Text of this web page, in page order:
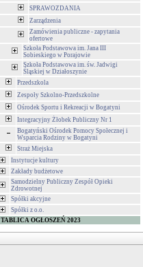
SPRAWOZDANIA
Zarządzenia
Zamówienia publiczne - zapytania
ofertowe
Szkoła Podstawowa im. Jana III
Sobieskiego w Porajowie
Szkoła Podstawowa im. św. Jadwigi
Śląskiej w Działoszynie
Przedszkola
Zespoły Szkolno-Przedszkolne
Ośrodek Sportu i Rekreacji w Bogatyni
Integracyjny Żłobek Publiczny Nr 1
Bogatyński Ośrodek Pomocy Społecznej i
Wsparcia Rodziny w Bogatyni
Straż Miejska
Instytucje kultury
Zakłady budżetowe
Samodzielny Publiczny Zespół Opieki
Zdrowotnej
Spółki akcyjne
Spółki z o.o.
TABLICA OGŁOSZEŃ 2023